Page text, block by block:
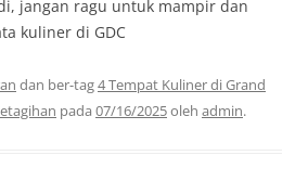
jangan ragu untuk mampir dan
kuliner di GDC
dan ber-tag4 Tempat Kuliner di Grand
pada 07/16/2025oleh admin.